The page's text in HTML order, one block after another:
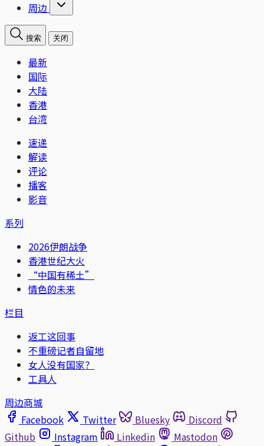
周边
搜索 关闭
最新
国际
大陆
香港
台湾
速递
解读
评论
播客
影音
系列
2026伊朗战争
香港世纪大火
“中国有稀土”
情色的未来
栏目
返工这回事
不重磅记者自留地
女人没有国家？
工具人
周边商城
Facebook
Twitter Bluesky
Discord
Github
Instagram Linkedin
Mastodon